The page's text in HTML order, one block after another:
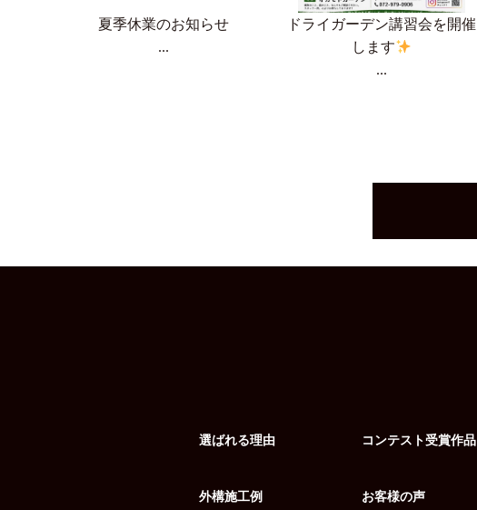
夏季休業のお知らせ
...
ドライガーデン講習会を開催
します
...
選ばれる理由
外構施工例
コンテスト受賞作品
お客様の声